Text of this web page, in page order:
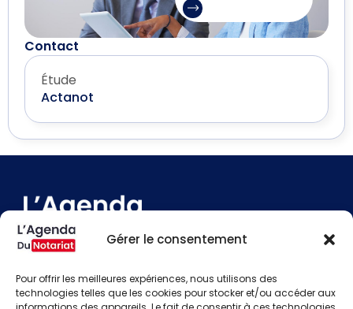
Gérer le consentement
Pour offrir les meilleures expériences, nous utilisons des
technologies telles que les cookies pour stocker et/ou accéder aux
Contact
Étude
Actanot
Devenir annonceur